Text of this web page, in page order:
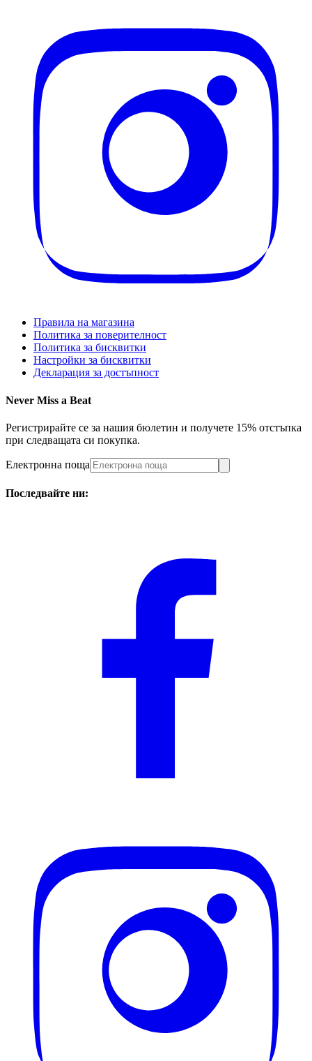
Правила на магазина
Политика за поверителност
Политика за бисквитки
Настройки за бисквитки
Декларация за достъпност
Never Miss a Beat
Регистрирайте се за нашия бюлетин и получете 15% отстъпка
при следващата си покупка.
Електронна поща
Последвайте ни: